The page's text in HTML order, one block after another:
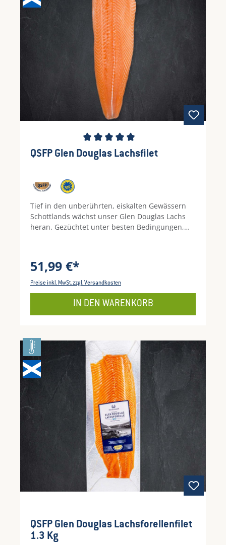
Durchschnittliche Bewertung von 5 von 5
QSFP Glen Douglas Lachsfilet
Tief in den unberührten, eiskalten Gewässern
Schottlands wächst unser Glen Douglas Lachs
heran. Gezüchtet unter besten Bedingungen,
Natur erinnert – ideal für feine Lachstatar, edles
Sashimi oder schonend gegart mit frischen
Highlander mit QSFP Siegel: Als erstes Produkt
im AufzuchtbeckenErnährung mit nachhaltig
gefangenem, gentechnikfreiem Pflanzen- und
FischfutterSaftiges, festes Fleisch dank starker
natürlicher StrömungLückenlose
Rückverfolgbarkeit durch ein strenges
IdentifikationssystemAufzucht ohne Antibiotika
51,99 €*
Preise inkl. MwSt. zzgl. Versandkosten
IN DEN WARENKORB
QSFP Glen Douglas Lachsforellenfilet
1.3 Kg